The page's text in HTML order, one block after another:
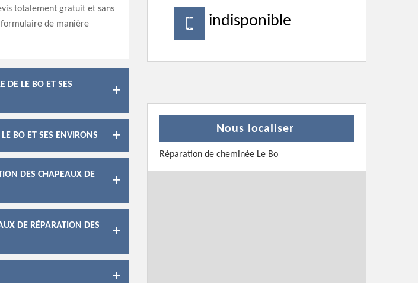
totalement gratuit et sans
de manière
DE LE BO ET SES
BO ET SES ENVIRONS
DES CHAPEAUX DE
DE RÉPARATION DES
indisponible
Nous localiser
Réparation de cheminée Le Bo